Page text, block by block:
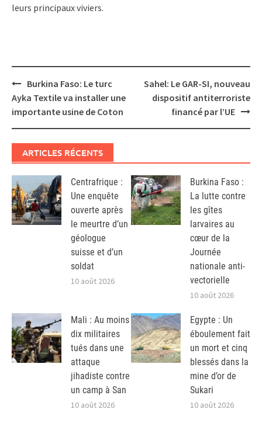
leurs principaux viviers.
Post
navigation
Burkina Faso: Le turc
Ayka Textile va installer une
importante usine de Coton
Sahel: Le GAR-SI, nouveau
dispositif antiterroriste
financé par l’UE
ARTICLES RÉCENTS
Centrafrique :
Une enquête
ouverte après
le meurtre d’un
géologue
suisse et d’un
soldat
10 août 2026
Burkina Faso :
La lutte contre
les gîtes
larvaires au
cœur de la
Journée
nationale anti-
vectorielle
10 août 2026
Mali : Au moins
dix militaires
tués dans une
attaque
jihadiste contre
un camp à San
10 août 2026
Egypte : Un
éboulement fait
un mort et cinq
blessés dans la
mine d’or de
Sukari
10 août 2026